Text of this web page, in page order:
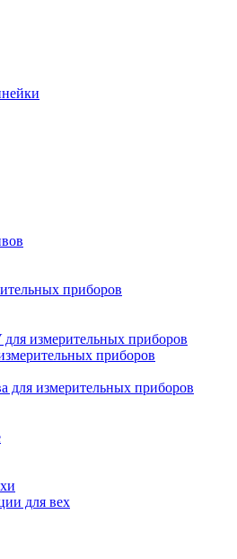
приборов
измерительных приборов
приборов
для измерительных приборов
для вех